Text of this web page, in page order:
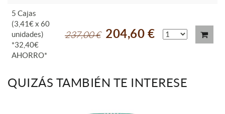
5 Cajas
(3,41€ x 60
unidades)
*32,40€
AHORRO*
237,00 € 204,60 €
QUIZÁS TAMBIÉN TE INTERESE